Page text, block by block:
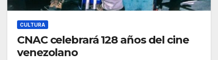
CULTURA
CNAC celebrará 128 años del cine
venezolano